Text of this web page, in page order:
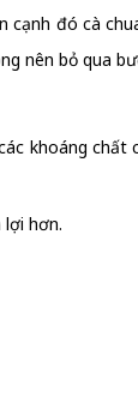
đó cà
nên bỏ qua
khoáng chất
lợi hơn.